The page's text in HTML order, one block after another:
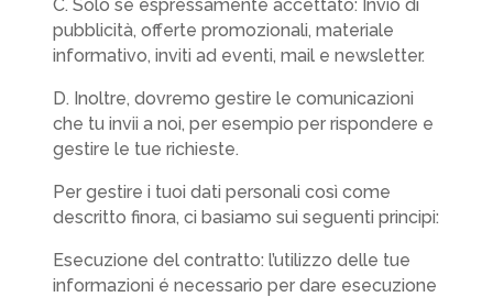
C. Solo se espressamente accettato: Invio di
pubblicità, offerte promozionali, materiale
informativo, inviti ad eventi, mail e newsletter.
D. Inoltre, dovremo gestire le comunicazioni
che tu invii a noi, per esempio per rispondere e
gestire le tue richieste.
Per gestire i tuoi dati personali così come
descritto finora, ci basiamo sui seguenti principi:
Esecuzione del contratto: l’utilizzo delle tue
informazioni é necessario per dare esecuzione